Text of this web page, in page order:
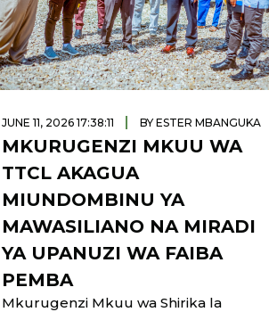
JUNE 11, 2026 17:38:11 | BY ESTER MBANGUKA
MKURUGENZI MKUU WA
TTCL AKAGUA
MIUNDOMBINU YA
MAWASILIANO NA MIRADI
YA UPANUZI WA FAIBA
PEMBA
Mkurugenzi Mkuu wa Shirika la